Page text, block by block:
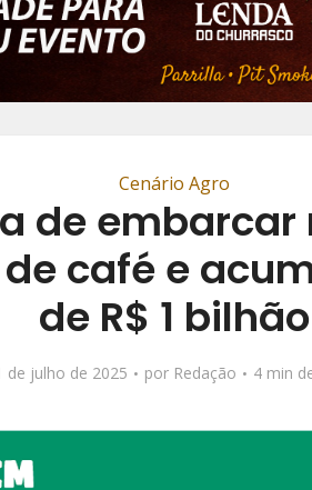
Cenário Agro
de
café e
de R$ 1 bilhão
de julho de 2025 por Redação 4 min